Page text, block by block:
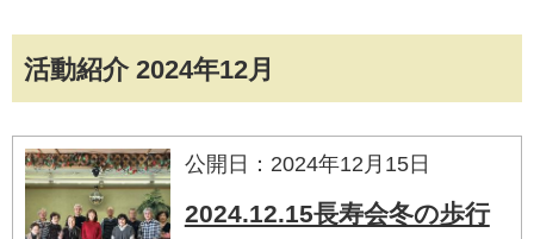
活動紹介 2024年12月
公開日：2024年12月15日
2024.12.15長寿会冬の歩行